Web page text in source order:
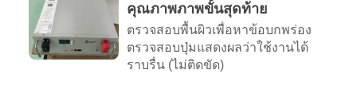
คุณภาพภาพขั้นสุดท้าย
ตรวจสอบพื้นผิวเพื่อหาข้อบกพร่อง
ตรวจสอบปุ่มแสดงผลว่าใช้งานได้
ราบรื่น (ไม่ติดขัด)